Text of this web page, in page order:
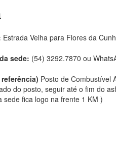
Estrada Velha para Flores da
sede: (54) 3292.7870 ou
Posto de
do posto, seguir até o fim do
sede fica logo na frente 1 KM )